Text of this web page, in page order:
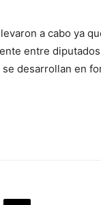
a cabo ya
entre
desarrollan en